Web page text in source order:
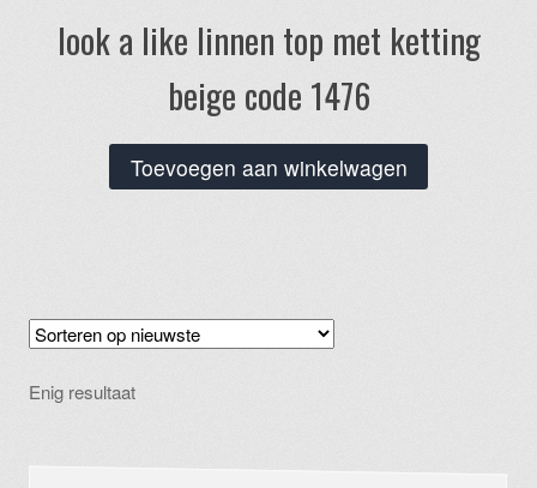
look a like linnen top met ketting
beige code 1476
Toevoegen aan winkelwagen
Enig resultaat